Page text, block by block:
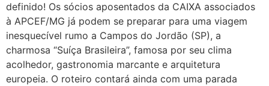
definido! Os sócios aposentados da CAIXA associados
à APCEF/MG já podem se preparar para uma viagem
inesquecível rumo a Campos do Jordão (SP), a
charmosa “Suíça Brasileira”, famosa por seu clima
acolhedor, gastronomia marcante e arquitetura
europeia. O roteiro contará ainda com uma parada